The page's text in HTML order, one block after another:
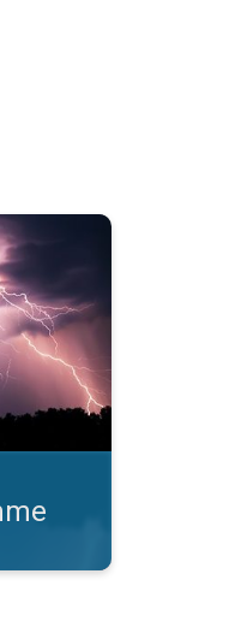
Lynhurtige facts om lyn. . .